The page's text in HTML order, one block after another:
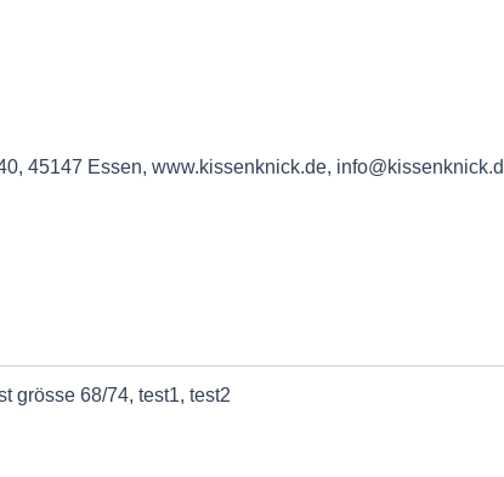
45147 Essen, www.kissenknick.de,
grösse 68/74, test1, test2